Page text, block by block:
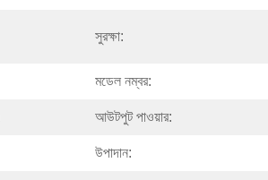
সুরক্ষা:
মডেল নম্বর:
আউটপুট পাওয়ার:
উপাদান: